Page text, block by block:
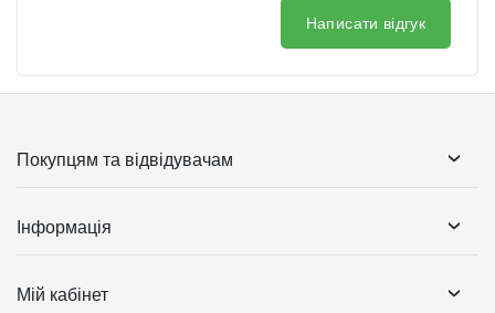
Написати відгук
Покупцям та відвідувачам
Інформація
Мій кабінет